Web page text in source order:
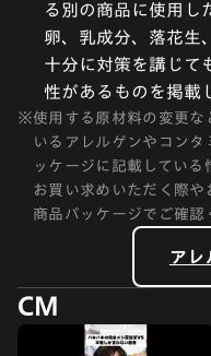
る別の商品に使用し
卵、乳成分、落花生
十分に対策を講じて
性があるものを掲載
※使用する原材料の変更な
いるアレルゲンやコン
ッケージに記載している
お買い求めいただく際
商品パッケージでご確認
アレ
CM